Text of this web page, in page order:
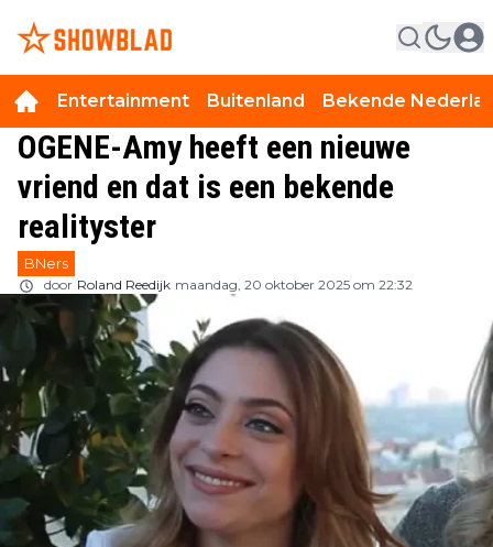
Entertainment Buitenland Bekende
OGENE-Amy heeft een nieuwe
vriend en dat is een bekende
realityster
BNers
door Roland Reedijk maandag, 20 oktober 2025 om 22:32